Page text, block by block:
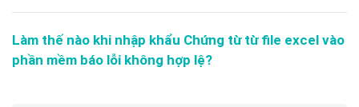
Làm thế nào khi nhập khẩu Chứng từ từ file excel vào
phần mềm báo lỗi không hợp lệ?